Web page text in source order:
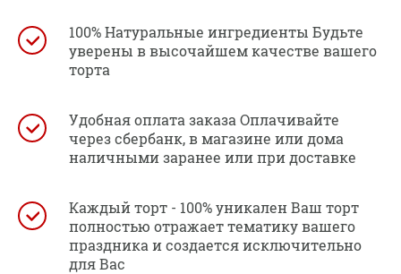
100% Натуральные ингредиенты Будьте
уверены в высочайшем качестве вашего
торта
Удобная оплата заказа Оплачивайте
через сбербанк, в магазине или дома
наличными заранее или при доставке
Каждый торт - 100% уникален Ваш торт
полностью отражает тематику вашего
праздника и создается исключительно
для Вас